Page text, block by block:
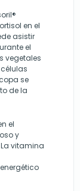
en el
asistir
el
vegetales
se
de la
el
y
vitamina